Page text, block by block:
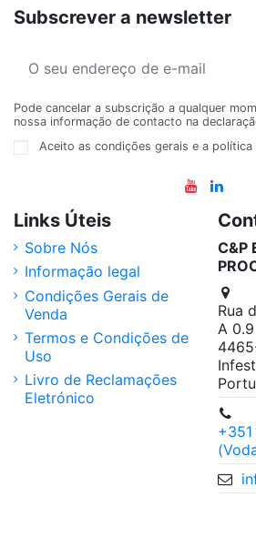
Subscrever a newsletter
Pode cancelar a subscrição a qualquer
nossa informação de contacto na
Aceito as condições gerais e a política
Links Úteis
Sobre Nós
Informação legal
Condições Gerais de
Venda
Termos e Condições de
Uso
Livro de Reclamações
Eletrónico
C&P
Rua
A 0.9